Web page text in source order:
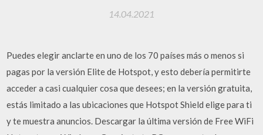
14.04.2021
Puedes elegir anclarte en uno de los 70 países más o menos si
pagas por la versión Elite de Hotspot, y esto debería permitirte
acceder a casi cualquier cosa que desees; en la versión gratuita,
estás limitado a las ubicaciones que Hotspot Shield elige para ti
y te muestra anuncios. Descargar la última versión de Free WiFi